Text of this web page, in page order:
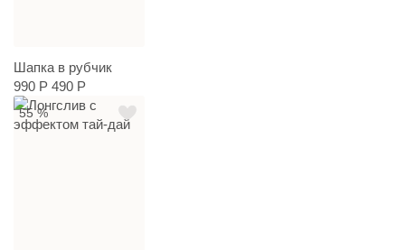
Шапка в рубчик
990 Р 490 Р
55 %